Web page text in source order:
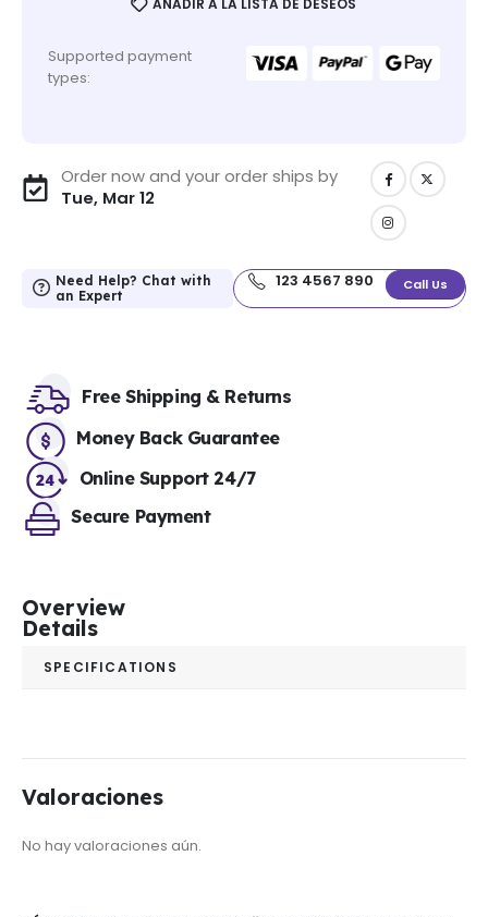
AÑADIR A LA LISTA DE DESEOS
Supported payment
types:
Order now and your order ships by
Tue, Mar 12
Need Help? Chat with
an Expert
123 4567 890 Call Us
Free Shipping & Returns
Money Back Guarantee
Online Support 24/7
Secure Payment
Overview
Details
SPECIFICATIONS
Valoraciones
No hay valoraciones aún.